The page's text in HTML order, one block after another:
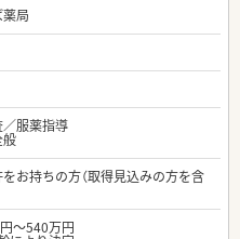
局
服薬指導
般
お持ちの方（取得見込みの方を含
～540万円